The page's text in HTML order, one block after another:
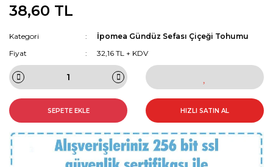
38,60 TL
Kategori
İpomea Gündüz Sefası Çiçeği Tohumu
Fiyat
32,16 TL + KDV
SEPETE EKLE HIZLI SATIN AL